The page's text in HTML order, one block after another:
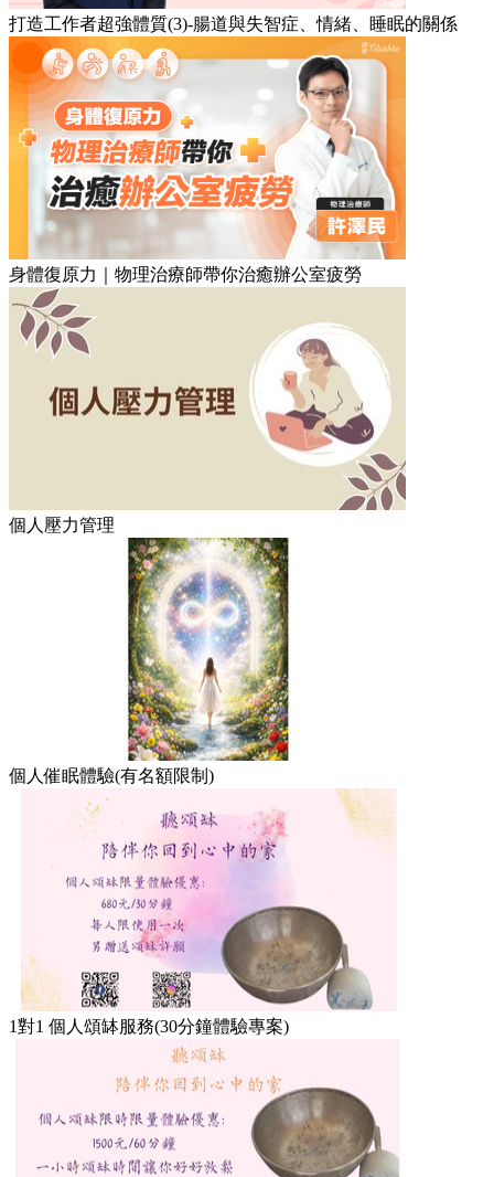
打造工作者超強體質(3)-腸道與失智症、情緒、睡眠的關係
身體復原力｜物理治療師帶你治癒辦公室疲勞
個人壓力管理
個人催眠體驗(有名額限制)
1對1 個人頌缽服務(30分鐘體驗專案)